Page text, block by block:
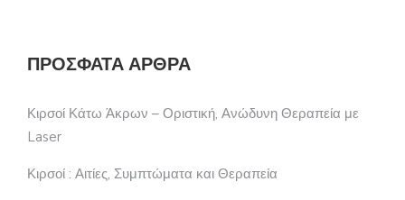
ΠΡΌΣΦΑΤΑ ΆΡΘΡΑ
Κιρσοί Κάτω Άκρων – Οριστική, Ανώδυνη Θεραπεία με
Laser
Κιρσοί : Αιτίες, Συμπτώματα και Θεραπεία